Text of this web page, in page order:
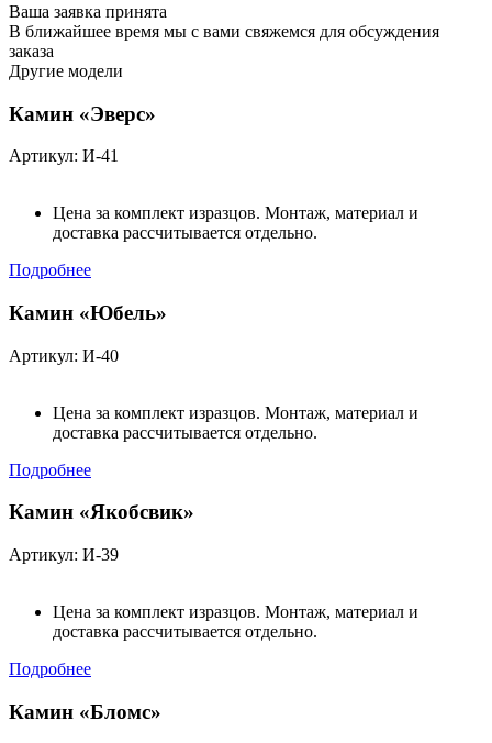
Ваша заявка принята
В ближайшее время мы с вами свяжемся для обсуждения
заказа
Другие модели
Камин «Эверс»
Артикул: И-41
Цена за комплект изразцов. Монтаж, материал и
доставка рассчитывается отдельно.
Подробнее
Камин «Юбель»
Артикул: И-40
Цена за комплект изразцов. Монтаж, материал и
доставка рассчитывается отдельно.
Подробнее
Камин «Якобсвик»
Артикул: И-39
Цена за комплект изразцов. Монтаж, материал и
доставка рассчитывается отдельно.
Подробнее
Камин «Бломс»